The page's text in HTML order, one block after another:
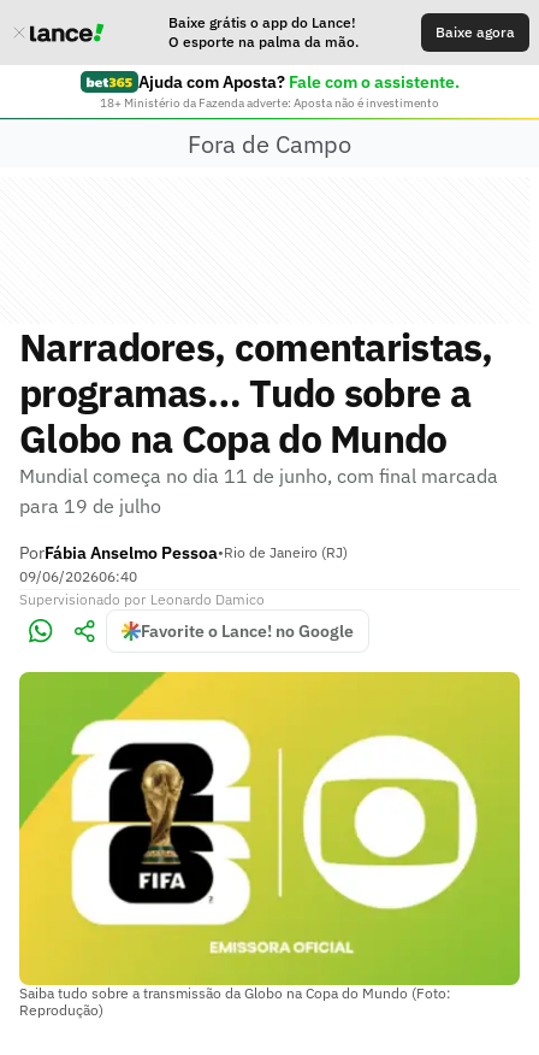
Baixe grátis o app do Lance!
O esporte na palma da mão.
Baixe agora
Ajuda com Aposta? Fale com o assistente.
18+ Ministério da Fazenda adverte: Aposta não é investimento
Fora de Campo
Narradores, comentaristas,
programas… Tudo sobre a
Globo na Copa do Mundo
Mundial começa no dia 11 de junho, com final marcada
para 19 de julho
PorFábia Anselmo Pessoa•Rio de Janeiro (RJ)
09/06/202606:40
Supervisionado por Leonardo Damico
Favorite o Lance! no Google
Saiba tudo sobre a transmissão da Globo na Copa do Mundo (Foto:
Reprodução)